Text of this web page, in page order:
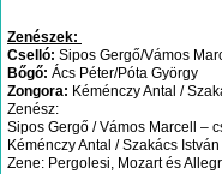
Zenészek:
Cselló: Sipos Gergő/Vámos
Bőgő: Ács Péter/Póta György
Zongora: Kéménczy Antal /
Zenész:
Sipos Gergő / Vámos Marcell –
Kéménczy Antal / Szakács
Zene: Pergolesi, Mozart és